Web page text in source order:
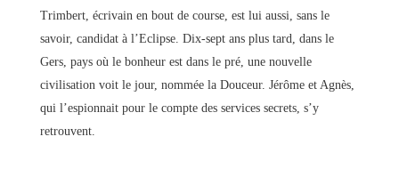
Trimbert, écrivain en bout de course, est lui aussi, sans le
savoir, candidat à l’Eclipse. Dix-sept ans plus tard, dans le
Gers, pays où le bonheur est dans le pré, une nouvelle
civilisation voit le jour, nommée la Douceur. Jérôme et Agnès,
qui l’espionnait pour le compte des services secrets, s’y
retrouvent.